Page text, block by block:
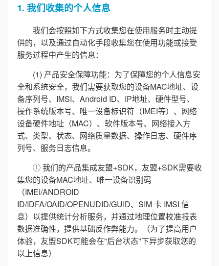
1. 我们收集的个人信息
我们会按照如下方式收集您在使用服务时主动提
供的，以及通过自动化手段收集您在使用功能或接受
服务过程中产生的信息：
(1) 产品安全保障功能：为了保障您的个人信息安
全和系统安全，我们需要获取您的设备MAC地址、设
备序列号、IMSI、Android ID、IP地址、硬件型号、
操作系统版本号、唯一设备标识符（IMEI等）、网络
设备硬件地址（MAC）、软件版本号、网络接入方
式、类型、状态、网络质量数据、操作日志、硬件序
列号、服务日志信息。
① 我们的产品集成友盟+SDK，友盟+SDK需要收
集您的设备MAC地址、唯一设备识别码
（IMEI/ANDROID
ID/IDFA/OAID/OPENUDID/GUID、SIM 卡 IMSI 信
息）以提供统计分析服务，并通过地理位置校准报表
数据准确性，提供基础反作弊能力。（为了提高用户
体验，友盟SDK可能会在"后台状态"下异步获取您的
以上信息）